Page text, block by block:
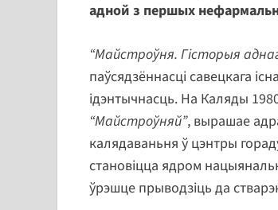
адной з першых
“Майстроўня. Гісторыя
паўсядзённасці савецкага
ідэнтычнасць. На Каляды
“Майстроўняй”, вырашае
калядаваньня ў цэнтры
становіцца ядром
ўрэшце прыводзіць да